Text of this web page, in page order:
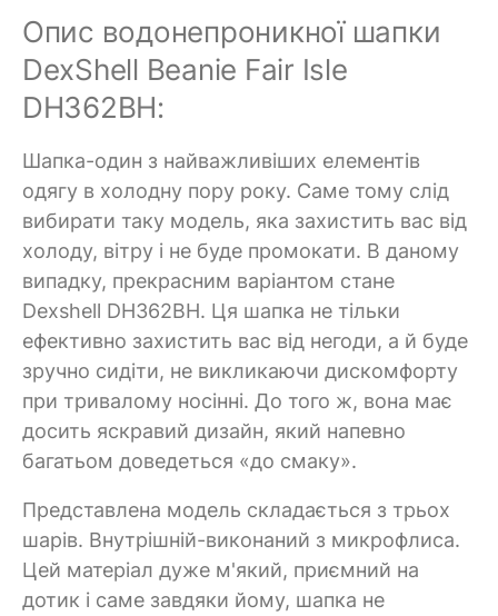
Опис водонепроникної шапки
DexShell Beanie Fair Isle
DH362BH:
Шапка-один з найважливіших елементів
одягу в холодну пору року. Саме тому слід
вибирати таку модель, яка захистить вас від
холоду, вітру і не буде промокати. В даному
випадку, прекрасним варіантом стане
Dexshell DH362BH. Ця шапка не тільки
ефективно захистить вас від негоди, а й буде
зручно сидіти, не викликаючи дискомфорту
при тривалому носінні. До того ж, вона має
досить яскравий дизайн, який напевно
багатьом доведеться «до смаку».
Представлена модель складається з трьох
шарів. Внутрішній-виконаний з микрофлиса.
Цей матеріал дуже м'який, приємний на
дотик і саме завдяки йому, шапка не